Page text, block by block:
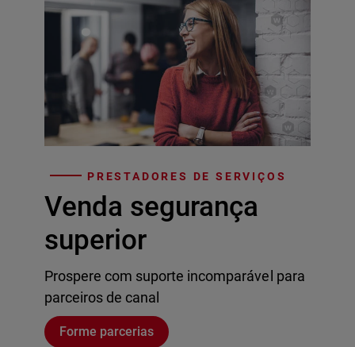
PRESTADORES DE SERVIÇOS
Venda segurança
superior
Prospere com suporte incomparável para
parceiros de canal
Forme parcerias